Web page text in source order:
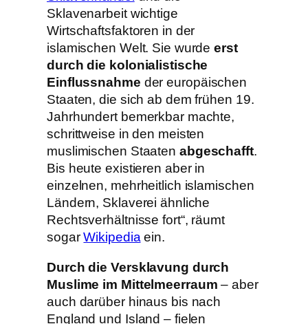
Sklavenarbeit wichtige
Wirtschaftsfaktoren in der
islamischen Welt. Sie wurdeerst
durch die kolonialistische
Einflussnahme der europäischen
Staaten, die sich ab dem frühen 19.
Jahrhundert bemerkbar machte,
schrittweise in den meisten
muslimischen Staaten abgeschafft.
Bis heute existieren aber in
einzelnen, mehrheitlich islamischen
Ländern, Sklaverei ähnliche
Rechtsverhältnisse fort“, räumt
sogarWikipedia ein.
Durch die Versklavung durch
Muslime im Mittelmeerraum – aber
auch darüber hinaus bis nach
England und Island – fielen